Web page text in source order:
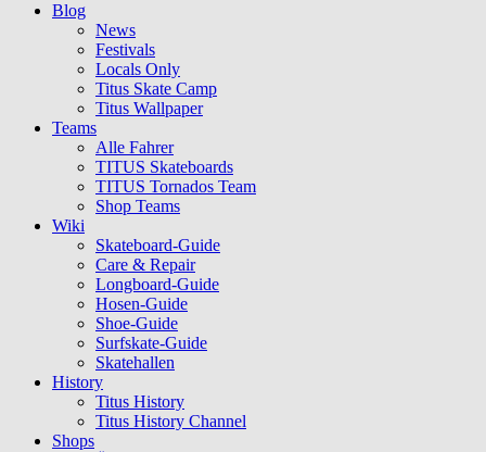
Blog
News
Festivals
Locals Only
Titus Skate Camp
Titus Wallpaper
Teams
Alle Fahrer
TITUS Skateboards
TITUS Tornados Team
Shop Teams
Wiki
Skateboard-Guide
Care & Repair
Longboard-Guide
Hosen-Guide
Shoe-Guide
Surfskate-Guide
Skatehallen
History
Titus History
Titus History Channel
Shops